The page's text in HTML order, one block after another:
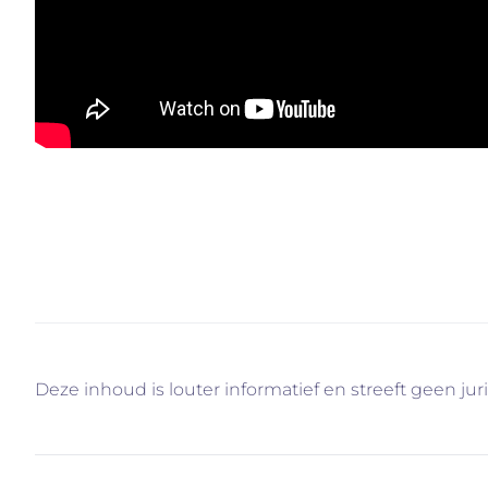
Deze inhoud is louter informatief en streeft geen